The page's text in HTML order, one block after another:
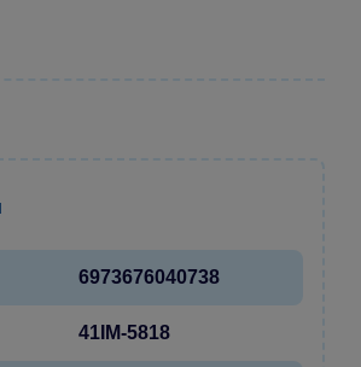
6973676040738
41IM-5818